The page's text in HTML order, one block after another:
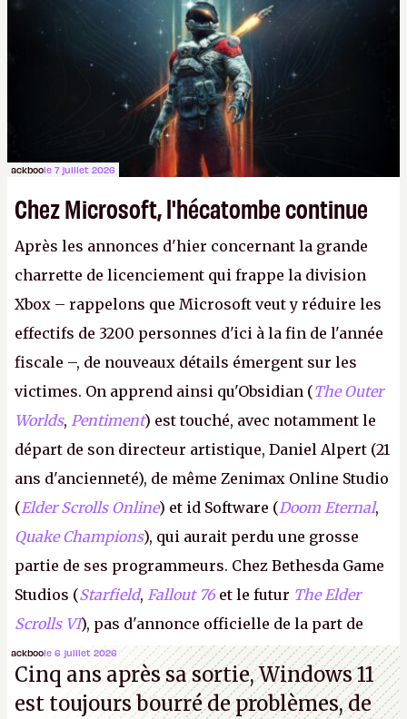
Lapins Crétins) et l'Obsidian d'aujourd'hui n'est plus
le même studio qu'il y a 15 ans. Mais bon, OK, on
peut commencer à fantasmer.A.
ackboole 7 juillet 2026
Chez Microsoft, l'hécatombe continue
Après les annonces d'hier concernant la grande
charrette de licenciement qui frappe la division
Xbox – rappelons que Microsoft veut y réduire les
effectifs de 3200 personnes d'ici à la fin de l'année
fiscale –, de nouveaux détails émergent sur les
victimes. On apprend ainsi qu'Obsidian (The Outer
Worlds, Pentiment) est touché, avec notamment le
départ de son directeur artistique, Daniel Alpert (21
ans d'ancienneté), de même Zenimax Online Studio
(Elder Scrolls Online) et id Software (Doom Eternal,
Quake Champions), qui aurait perdu une grosse
partie de ses programmeurs. Chez Bethesda Game
Studios (Starfield, Fallout 76 et le futur The Elder
Scrolls VI), pas d'annonce officielle de la part de
Microsoft, mais le syndicat des employés confirme
de nombreux licenciements.A.
ackboole 6 juillet 2026
Cinq ans après sa sortie, Windows 11
est toujours bourré de problèmes, de